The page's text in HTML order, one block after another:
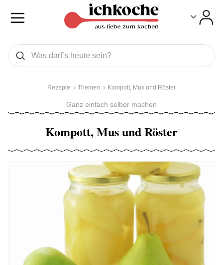
Was wollen Sie suchen
Suchen
Rezepte Themen Kompott, Mus und Röster
Ganz einfach selber machen
Kompott, Mus und Röster